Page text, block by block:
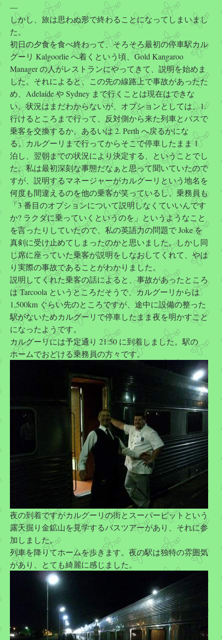
—
しかし、旅は思わぬ形で終わることになってしまいまし
た。
初日の夕食を食べ終わって、そろそろ最初の停車駅カル
グーリ Kalgoorlie へ着くという頃、Gold Kangaroo
Manager の人がレストランにやってきて、説明を始めま
した。それによると、この先の線路上で事故があったた
め、Adelaide や Sydney まで行くことは現在はできな
い、状況はまだわからないが、オプションとしては、1.
行けるところまで行って、反対側から来た列車とバスで
乗客を交換するか、あるいは 2. Perth へ戻るかにな
る。カルグーリまで行ってからそこで停車したまま 1
泊し、翌朝までの状況により決定する、ということでし
た。私は最初深刻な事態だなぁと思って聞いていたので
すが、説明するマネージャーがカルグーリという地名を
何度も間違えるのを他の乗客が笑っているし、乗務員も
「3 番目のオプションについて説明しなくていいんです
か? ラクダに乗っていくというのを」というようなこと
を言ったりしていたので、私の英語力の問題で Joke を
真剣に受け止めてしまったのかと思いました。しかし同
じ席に座っていた乗客が説明をしなおしてくれて、やは
り実際の事故であることがわかりました。
説明してくれた乗客の話によると、事故があったところ
は Tarcoola というところだそうで、カルグーリからは
1,500km ぐらい先のところですが、途中に設備の整った
駅がないためカルグーリで停車したまま夜を明かすこと
になったようです。
カルグーリには予定通り 21:50 に到着しました。駅の
ホームでおどける乗務員の方々です。
夜の到着ですがカルグーリの街とスーパーピットという
露天掘り金鉱山を見学するバスツアーがあり、それに参
加しました。
列車を降りてホームを歩きます。夜の駅は独特の雰囲気
があり、とても綺麗に感じました。